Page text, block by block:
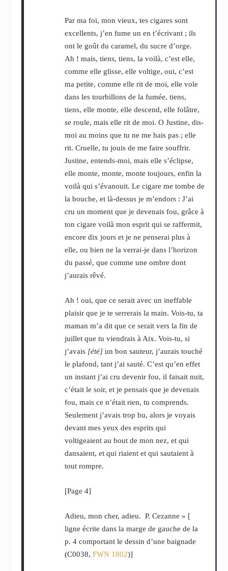
Par ma foi, mon vieux, tes cigares sont
excellents, j’en fume un en t’écrivant ; ils
ont le goût du caramel, du sucre d’orge.
Ah ! mais, tiens, tiens, la voilà, c’est elle,
comme elle glisse, elle voltige, oui, c’est
ma petite, comme elle rit de moi, elle vole
dans les tourbillons de la fumée, tiens,
tiens, elle monte, elle descend, elle folâtre,
se roule, mais elle rit de moi. O Justine, dis-
moi au moins que tu ne me hais pas ; elle
rit. Cruelle, tu jouis de me faire souffrir.
Justine, entends-moi, mais elle s’éclipse,
elle monte, monte, monte toujours, enfin la
voilà qui s’évanouit. Le cigare me tombe de
la bouche, et là-dessus je m’endors : J’ai
cru un moment que je devenais fou, grâce à
ton cigare voilà mon esprit qui se raffermit,
encore dix jours et je ne penserai plus à
elle, ou bien ne la verrai-je dans l’horizon
du passé, que comme une ombre dont
j’aurais rêvé.
Ah ! oui, que ce serait avec un ineffable
plaisir que je te serrerais la main. Vois-tu, ta
maman m’a dit que ce serait vers la fin de
juillet que tu viendrais à Aix. Vois-tu, si
j’avais [été] un bon sauteur, j’aurais touché
le plafond, tant j’ai sauté. C’est qu’en effet
un instant j’ai cru devenir fou, il faisait nuit,
c’était le soir, et je pensais que je devenais
fou, mais ce n’était rien, tu comprends.
Seulement j’avais trop bu, alors je voyais
devant mes yeux des esprits qui
voltigeaient au bout de mon nez, et qui
dansaient, et qui riaient et qui sautaient à
tout rompre.
[Page 4]
Adieu, mon cher, adieu. P. Cezanne » [
ligne écrite dans la marge de gauche de la
p. 4 comportant le dessin d’une baignade
(C0038,FWN 1802)]